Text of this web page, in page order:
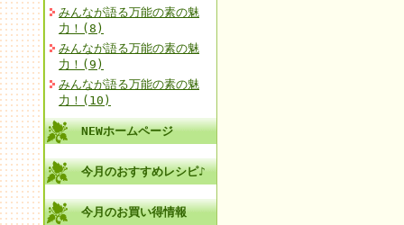
みんなが語る万能の素の魅
力！(8)
みんなが語る万能の素の魅
力！(9)
みんなが語る万能の素の魅
力！(10)
NEWホームページ
今月のおすすめレシピ♪
今月のお買い得情報